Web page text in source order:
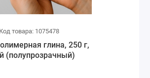
Код товара: 1075478
глина, 250 г,
(полупрозрачный)